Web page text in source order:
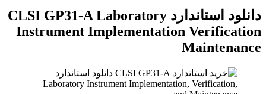
دانلود استاندارد CLSI GP31-A Laboratory
Instrument Implementation Verification
Maintenance